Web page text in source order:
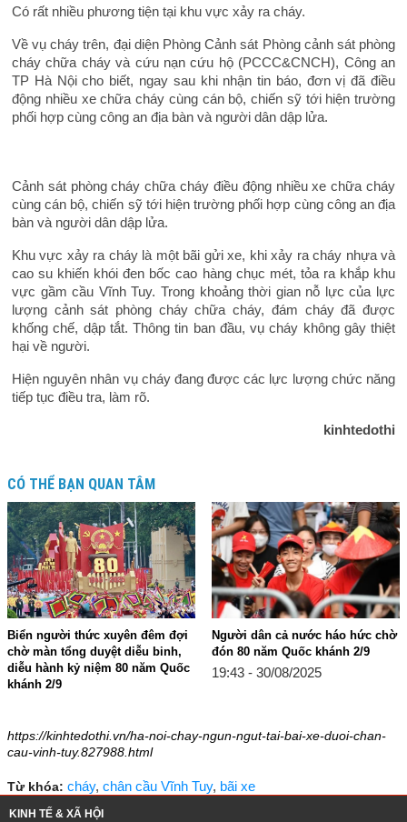
Có rất nhiều phương tiện tại khu vực xảy ra cháy.
Về vụ cháy trên, đại diện Phòng Cảnh sát Phòng cảnh sát phòng
cháy chữa cháy và cứu nạn cứu hộ (PCCC&CNCH), Công an
TP Hà Nội cho biết, ngay sau khi nhận tin báo, đơn vị đã điều
động nhiều xe chữa cháy cùng cán bộ, chiến sỹ tới hiện trường
phối hợp cùng công an địa bàn và người dân dập lửa.
Cảnh sát phòng cháy chữa cháy điều động nhiều xe chữa cháy
cùng cán bộ, chiến sỹ tới hiện trường phối hợp cùng công an địa
bàn và người dân dập lửa.
Khu vực xảy ra cháy là một bãi gửi xe, khi xảy ra cháy nhựa và
cao su khiến khói đen bốc cao hàng chục mét, tỏa ra khắp khu
vực gầm cầu Vĩnh Tuy. Trong khoảng thời gian nỗ lực của lực
lượng cảnh sát phòng cháy chữa cháy, đám cháy đã được
khống chế, dập tắt. Thông tin ban đầu, vụ cháy không gây thiệt
hại về người.
Hiện nguyên nhân vụ cháy đang được các lực lượng chức năng
tiếp tục điều tra, làm rõ.
kinhtedothi
CÓ THỂ BẠN QUAN TÂM
Biển người thức xuyên đêm đợi
chờ màn tổng duyệt diễu binh,
diễu hành kỷ niệm 80 năm Quốc
khánh 2/9
Người dân cả nước háo hức chờ
đón 80 năm Quốc khánh 2/9
19:43 - 30/08/2025
https://kinhtedothi.vn/ha-noi-chay-ngun-ngut-tai-bai-xe-duoi-chan-
cau-vinh-tuy.827988.html
Từ khóa: cháy, chân cầu Vĩnh Tuy, bãi xe
KINH TẾ & XÃ HỘI